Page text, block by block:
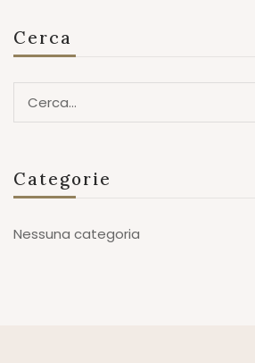
Cerca
Categorie
Nessuna categoria